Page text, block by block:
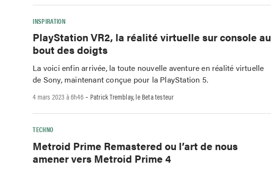
INSPIRATION
PlayStation VR2, la réalité virtuelle sur console au
bout des doigts
La voici enfin arrivée, la toute nouvelle aventure en réalité virtuelle
de Sony, maintenant conçue pour la PlayStation 5.
4 mars 2023 à 6h46- Patrick Tremblay, le Beta testeur
TECHNO
Metroid Prime Remastered ou l’art de nous
amener vers Metroid Prime 4